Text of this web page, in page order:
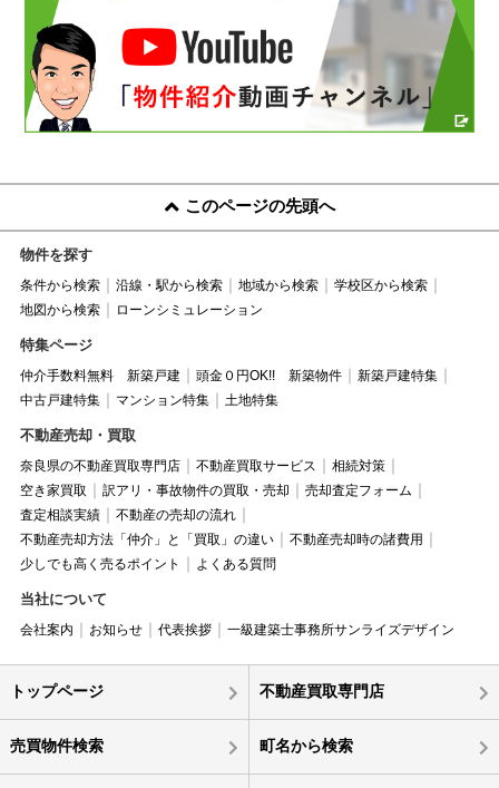
このページの先頭へ
物件を探す
条件から検索 沿線・駅から検索 地域から検索
学校区から検索
地図から検索
ローンシミュレーション
特集ページ
仲介手数料無料 新築戸建 頭金０円OK!! 新築物件
新築戸建特集
中古戸建特集
マンション特集 土地特集
不動産売却・買取
奈良県の不動産買取専門店 不動産買取サービス
相続対策
空き家買取
訳アリ・事故物件の買取・売却
売却査定フォーム
査定相談実績
不動産の売却の流れ
不動産売却方法「仲介」と「買取」の違い
不動産売却時の諸費用
少しでも高く売るポイント
よくある質問
当社について
会社案内 お知らせ 代表挨拶 一級建築士事務所サンライズデザイン
トップページ 不動産買取専門店
売買物件検索 町名から検索